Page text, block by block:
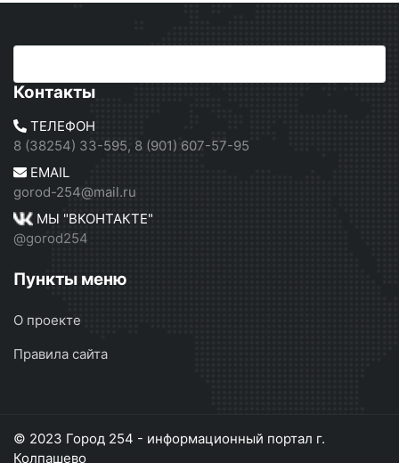
Контакты
ТЕЛЕФОН
8 (38254) 33-595, 8 (901) 607-57-95
EMAIL
gorod-254@mail.ru
МЫ "ВКОНТАКТЕ"
@gorod254
Пункты меню
О проекте
Правила сайта
© 2023 Город 254 - информационный портал г.
Колпашево